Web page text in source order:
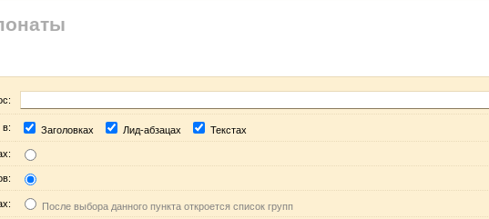
в: Заголовках Лид-абзацах Текстах
После выбора данного пункта откроется список групп